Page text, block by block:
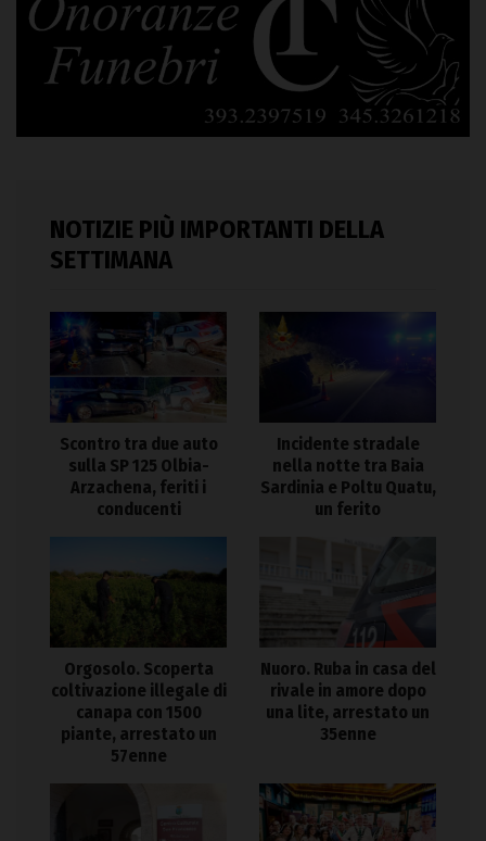
NOTIZIE PIÙ IMPORTANTI DELLA
SETTIMANA
Scontro tra due auto
sulla SP 125 Olbia-
Arzachena, feriti i
conducenti
Incidente stradale
nella notte tra Baia
Sardinia e Poltu Quatu,
un ferito
Orgosolo. Scoperta
coltivazione illegale di
canapa con 1500
piante, arrestato un
57enne
Nuoro. Ruba in casa del
rivale in amore dopo
una lite, arrestato un
35enne